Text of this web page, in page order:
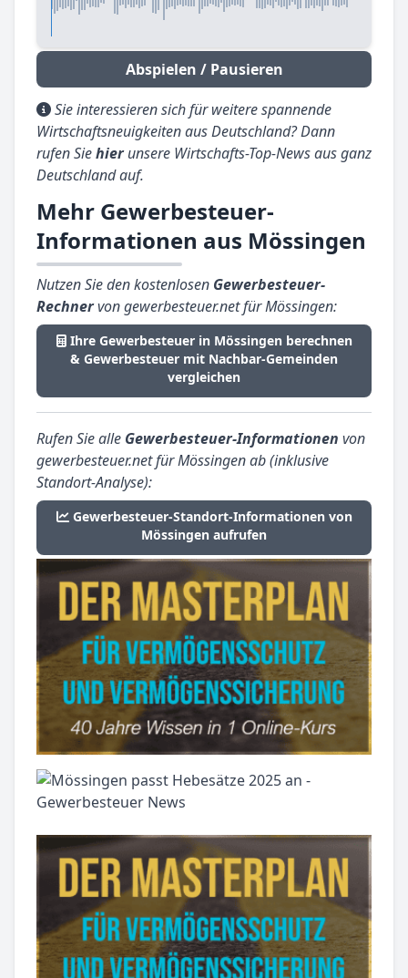
Abspielen / Pausieren
Sie interessieren sich für weitere spannende
Wirtschaftsneuigkeiten aus Deutschland? Dann
rufen Siehierunsere Wirtschafts-Top-News aus ganz
Deutschland auf.
Mehr Gewerbesteuer-
Informationen aus Mössingen
Nutzen Sie den kostenlosen Gewerbesteuer-
Rechnervon gewerbesteuer.net für Mössingen:
Ihre Gewerbesteuer in Mössingen berechnen
& Gewerbesteuer mit Nachbar-Gemeinden
vergleichen
Rufen Sie alle Gewerbesteuer-Informationen von
gewerbesteuer.net für Mössingen ab (inklusive
Standort-Analyse):
Gewerbesteuer-Standort-Informationen von
Mössingen aufrufen